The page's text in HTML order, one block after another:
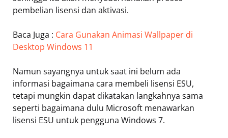
pembelian lisensi dan aktivasi.
Baca Juga : Cara Gunakan Animasi Wallpaper di
Desktop Windows 11
Namun sayangnya untuk saat ini belum ada
informasi bagaimana cara membeli lisensi ESU,
tetapi mungkin dapat dikatakan langkahnya sama
seperti bagaimana dulu Microsoft menawarkan
lisensi ESU untuk pengguna Windows 7.